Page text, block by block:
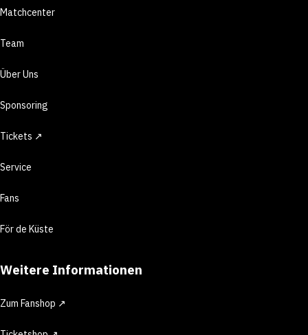
Matchcenter
Team
Über Uns
Sponsoring
Tickets ↗
Service
Fans
För de Küste
Weitere Informationen
Zum Fanshop ↗